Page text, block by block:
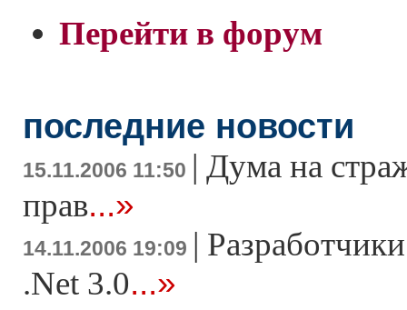
Перейти в форум
последние новости
15.11.2006 11:50 | Дума на
прав...»
14.11.2006 19:09 |
.Net 3.0...»